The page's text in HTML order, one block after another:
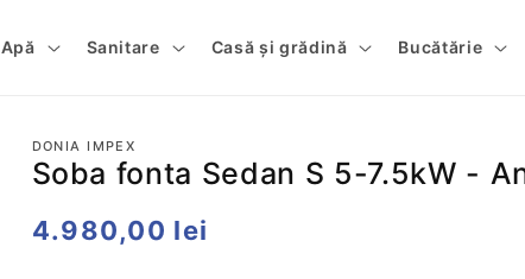
Apă Sanitare Casă și grădină Bucătărie
DONIA IMPEX
Soba fonta Sedan S 5-7.5kW -
Preț
4.980,00 lei